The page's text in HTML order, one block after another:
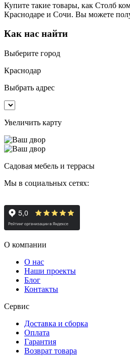
Купите такие товары, как Столб
Краснодаре и Сочи. Вы можете
Как нас найти
Выберите город
Краснодар
Выбрать адрес
Увеличить карту
Садовая мебель и террасы
Мы в социальных сетях:
О компании
О нас
Наши проекты
Блог
Контакты
Сервис
Доставка и сборка
Оплата
Гарантия
Возврат товара